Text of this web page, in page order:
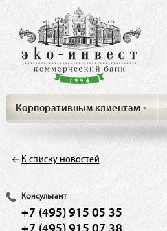
Корпоративным клиентам
К списку новостей
Консультант
+7 (495) 915 05 35